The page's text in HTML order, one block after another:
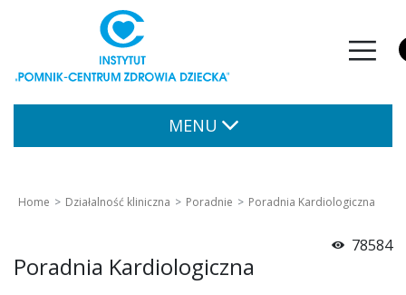
MENU
Home Działalność kliniczna Poradnie Poradnia Kardiologiczna
78584
Poradnia Kardiologiczna